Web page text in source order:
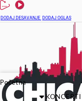
DODAJ DESAVANJE DODAJ OGLAS
Početna
KONCERTI